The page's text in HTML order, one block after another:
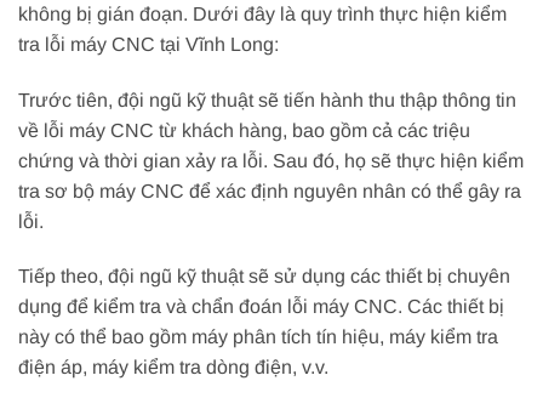
không bị gián đoạn. Dưới đây là quy trình thực hiện kiểm
tra lỗi máy CNC tại Vĩnh Long:
Trước tiên, đội ngũ kỹ thuật sẽ tiến hành thu thập thông tin
về lỗi máy CNC từ khách hàng, bao gồm cả các triệu
chứng và thời gian xảy ra lỗi. Sau đó, họ sẽ thực hiện kiểm
tra sơ bộ máy CNC để xác định nguyên nhân có thể gây ra
lỗi.
Tiếp theo, đội ngũ kỹ thuật sẽ sử dụng các thiết bị chuyên
dụng để kiểm tra và chẩn đoán lỗi máy CNC. Các thiết bị
này có thể bao gồm máy phân tích tín hiệu, máy kiểm tra
điện áp, máy kiểm tra dòng điện, v.v.